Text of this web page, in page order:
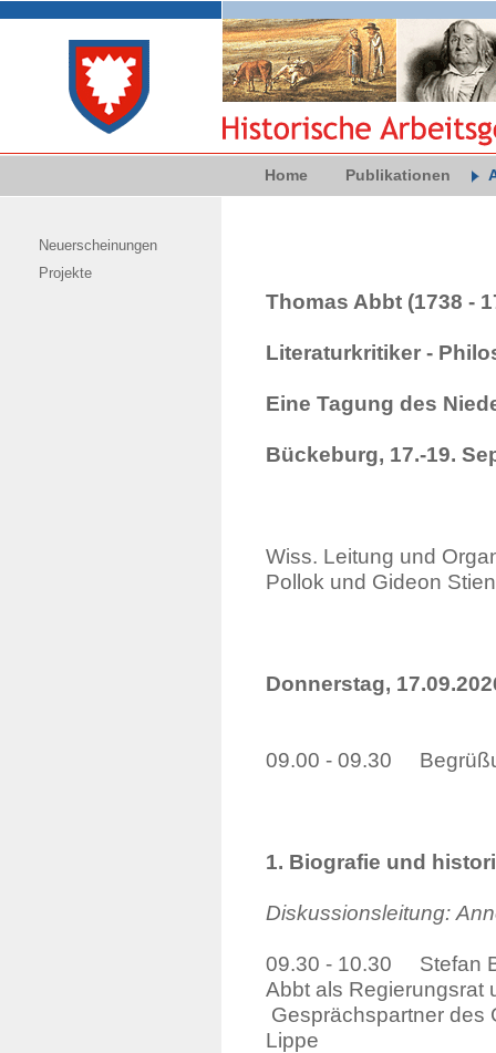
Home Publikationen
Neuerscheinungen
Projekte
Thomas Abbt (1738 -
Literaturkritiker -
Eine Tagung des
Bückeburg, 17.-19.
Wiss. Leitung und
Pollok und Gideon
Donnerstag,
09.00 - 09.30
1. Biografie und
Diskussionsleitung:
09.30 - 10.30 Stefan
Abbt als
Gesprächspartner des
Lippe